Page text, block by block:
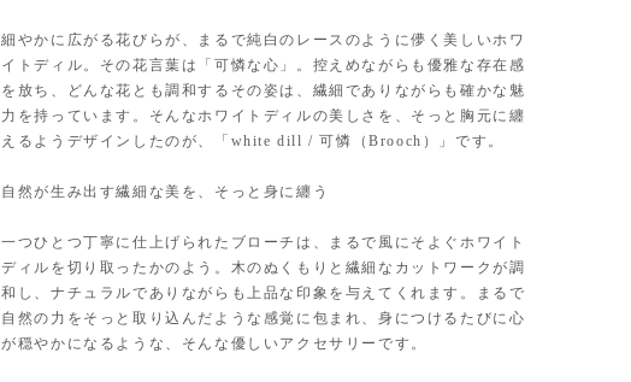
細やかに広がる花びらが、まるで純白のレースのように儚く美しいホワ
イトディル。その花言葉は「可憐な心」。控えめながらも優雅な存在感
を放ち、どんな花とも調和するその姿は、繊細でありながらも確かな魅
力を持っています。そんなホワイトディルの美しさを、そっと胸元に纏
えるようデザインしたのが、「white dill / 可憐（Brooch）」です。
自然が生み出す繊細な美を、そっと身に纏う
一つひとつ丁寧に仕上げられたブローチは、まるで風にそよぐホワイト
ディルを切り取ったかのよう。木のぬくもりと繊細なカットワークが調
和し、ナチュラルでありながらも上品な印象を与えてくれます。まるで
自然の力をそっと取り込んだような感覚に包まれ、身につけるたびに心
が穏やかになるような、そんな優しいアクセサリーです。